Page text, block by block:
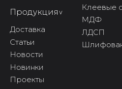
Продукция^
Доставка
Статьи
Новости
Новинки
Проекты
Клеевые
МДФ
ЛДСП